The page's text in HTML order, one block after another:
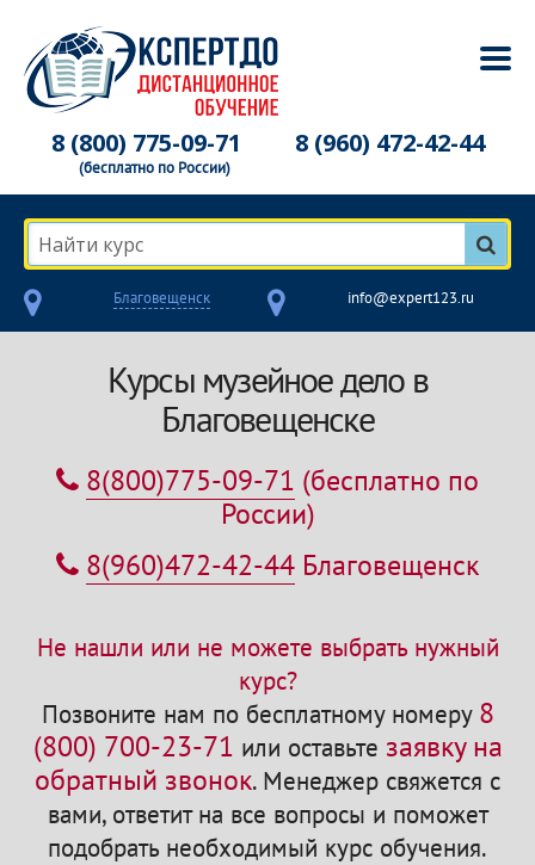
8 (800) 775-09-71
(бесплатно по России)
8 (960) 472-42-44
Найти курс
Благовещенск info@expert123.ru
Курсы музейное дело в
Благовещенске
8(800)775-09-71 (бесплатно по
России)
8(960)472-42-44 Благовещенск
Не нашли или не можете выбрать нужный
курс?
Позвоните нам по бесплатному номеру 8
(800) 700-23-71 или оставьте заявку на
обратный звонок.Менеджер свяжется с
вами, ответит на все вопросы и поможет
подобрать необходимый курс обучения.